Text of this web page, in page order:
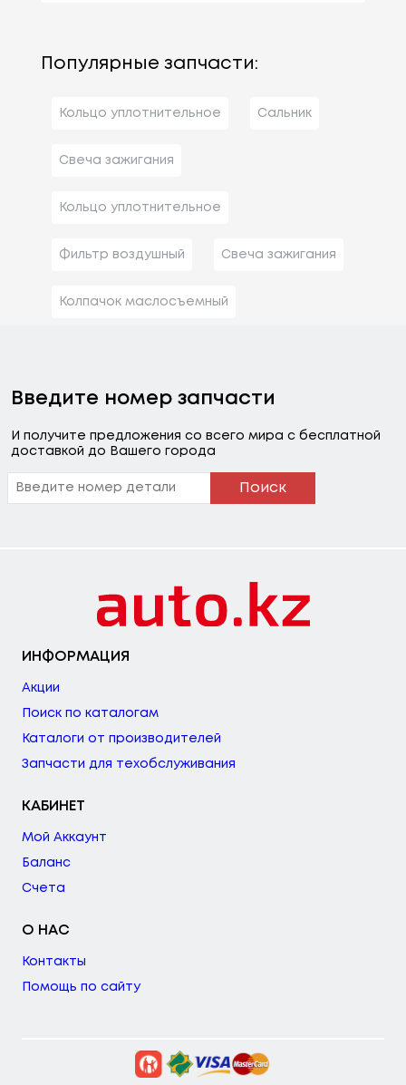
Популярные запчасти:
Кольцо уплотнительное Сальник
Свеча зажигания
Кольцо уплотнительное
Фильтр воздушный Свеча зажигания
Колпачок маслосъемный
Введите номер запчасти
И получите предложения со всего мира с бесплатной
доставкой до Вашего города
Поиск
ИНФОРМАЦИЯ
Акции
Поиск по каталогам
Каталоги от производителей
Запчасти для техобслуживания
КАБИНЕТ
Мой Аккаунт
Баланс
Счета
О НАС
Контакты
Помощь по сайту